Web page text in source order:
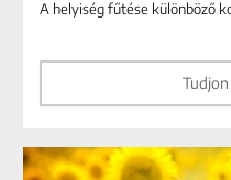
A helyiség fűtése különböző